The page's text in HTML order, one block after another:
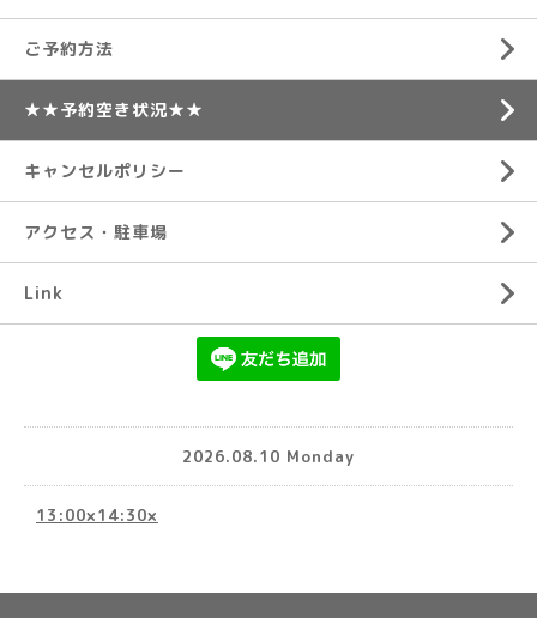
ご予約方法
★★予約空き状況★★
キャンセルポリシー
アクセス・駐車場
Link
2026.08.10 Monday
13:00×14:30×